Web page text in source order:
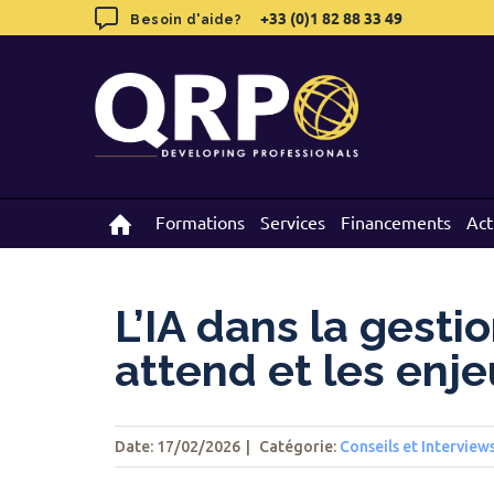
to
Besoin d'aide? +33 (0)1 82 88 33 49
Formations Services Financements
Besoin d'aide? +33 (0)1 82 88 33 49
Formations Services Financements
L’IA dans la
attend et les
Date: 17/02/2026 Catégorie: Conseils et